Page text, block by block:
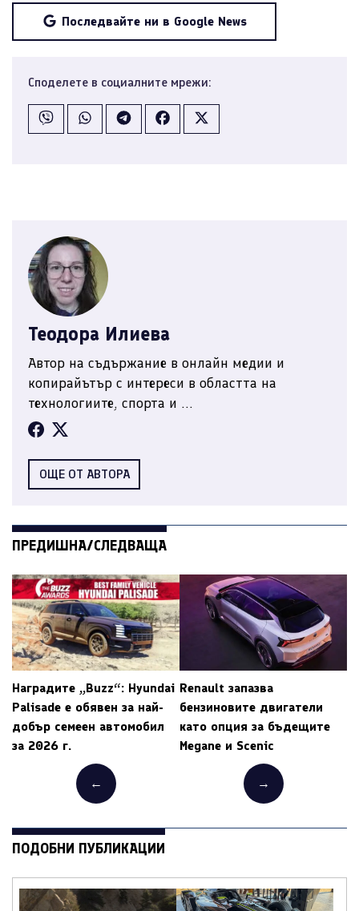
Последвайте ни в Google News
Споделете в социалните мрежи:
Теодора Илиева
Автор на съдържание в онлайн медии и
копирайътър с интереси в областта на
технологиите, спорта и ...
ОЩЕ ОТ АВТОРА
ПРЕДИШНА/СЛЕДВАЩА
Наградите „Buzz“: Hyundai
Palisade е обявен за най-
добър семеен автомобил
за 2026 г.
←
Renault запазва
бензиновите двигатели
като опция за бъдещите
Megane и Scenic
→
ПОДОБНИ ПУБЛИКАЦИИ